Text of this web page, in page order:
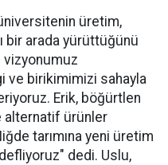
üretim,
bir arada yürüttüğünü
vizyonumuz
ve birikimimizi sahayla
Erik, böğürtlen
alternatif ürünler
tarımına yeni üretim
dedi. Uslu,